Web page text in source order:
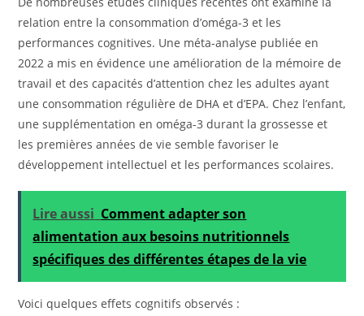
relation entre la consommation d’oméga-3 et les
performances cognitives. Une méta-analyse publiée en
2022 a mis en évidence une amélioration de la mémoire de
travail et des capacités d’attention chez les adultes ayant
une consommation régulière de DHA et d’EPA. Chez l’enfant,
une supplémentation en oméga-3 durant la grossesse et
les premières années de vie semble favoriser le
développement intellectuel et les performances scolaires.
Lire aussi Comment adapter son
alimentation aux besoins nutritionnels
spécifiques des différentes étapes de la vie
Voici quelques effets cognitifs observés :